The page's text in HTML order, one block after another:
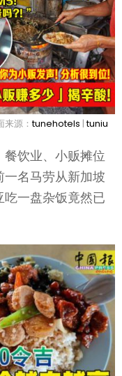
来源：tunehotels |tuniu
饮业、小贩摊位
名马劳从新加坡
吃一盘杂饭竟然已